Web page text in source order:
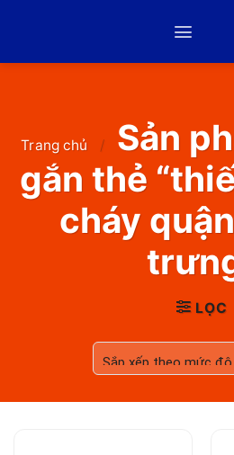
Trang chủ /
Sản
gắn thẻ
cháy
LỌC